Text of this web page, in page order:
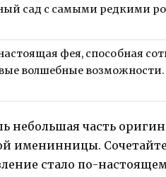
сад с самыми редкими
фея, способная
волшебные возможности.
небольшая часть
именинницы.
стало по-